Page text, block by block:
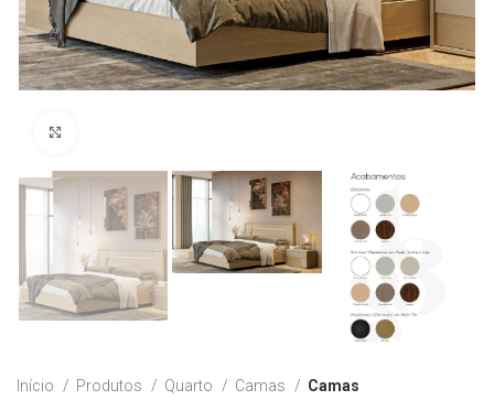
Início Produtos Quarto Camas Camas